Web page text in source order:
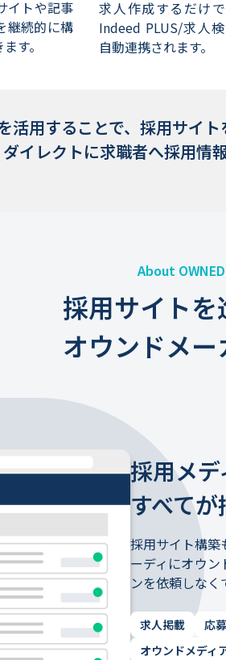
イトや記事
継続的に構
す。
求人作成するだけ
Indeed PLUS/求人
自動連携されます。
用することで、 採用サイト
ダイレクトに求職者へ採用情
About
採用サイトを
オウンドメ
採用メ
すべてが
採用サイト構築
ーディにオウン
ンを依頼しなく
求人掲載 応
オウンドメディ